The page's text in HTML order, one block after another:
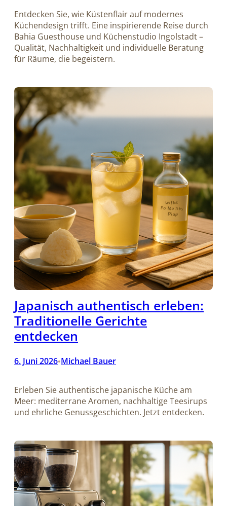
Entdecken Sie, wie Küstenflair auf modernes
Küchendesign trifft. Eine inspirierende Reise durch
Bahia Guesthouse und Küchenstudio Ingolstadt –
Qualität, Nachhaltigkeit und individuelle Beratung
für Räume, die begeistern.
Japanisch authentisch erleben:
Traditionelle Gerichte
entdecken
6. Juni 2026•Michael Bauer
Erleben Sie authentische japanische Küche am
Meer: mediterrane Aromen, nachhaltige Teesirups
und ehrliche Genussgeschichten. Jetzt entdecken.